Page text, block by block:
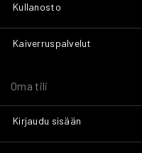
Kullanosto
Kaiverruspalvelut
Oma tili
Kirjaudu sisään